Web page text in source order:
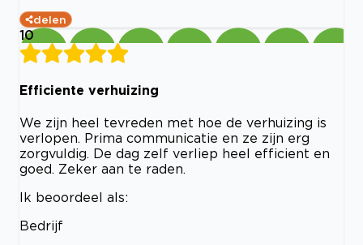
delen
10
Efficiente verhuizing
We zijn heel tevreden met hoe de verhuizing is
verlopen. Prima communicatie en ze zijn erg
zorgvuldig. De dag zelf verliep heel efficient en
goed. Zeker aan te raden.
Ik beoordeel als:
Bedrijf